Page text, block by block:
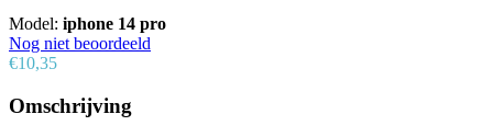
Model: iphone 14 pro
Nog niet beoordeeld
€10,35
Omschrijving